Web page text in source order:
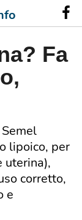
Fa
lipoico, per
corretto,
e